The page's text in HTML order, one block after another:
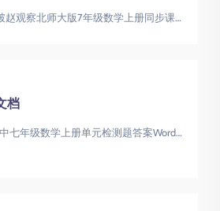
北师大版七年级数学上册如何高效掌握？15讲精讲带你系统突破赵观察北师大版7年级数学上册同步课七年级数学上册|北师大版同步|初中数学精
档
人教版初中七年级数学上册单元检测题答案Word文档人教版初中七年级数学上册单元检测题答案Word文档